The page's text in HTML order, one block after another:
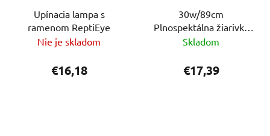
Upínacia lampa s
ramenom ReptiEye
Nie je skladom
€16,18
30w/89cm
Plnospektálna žiarivka
ReptiEye Daylight
Skladom
€17,39